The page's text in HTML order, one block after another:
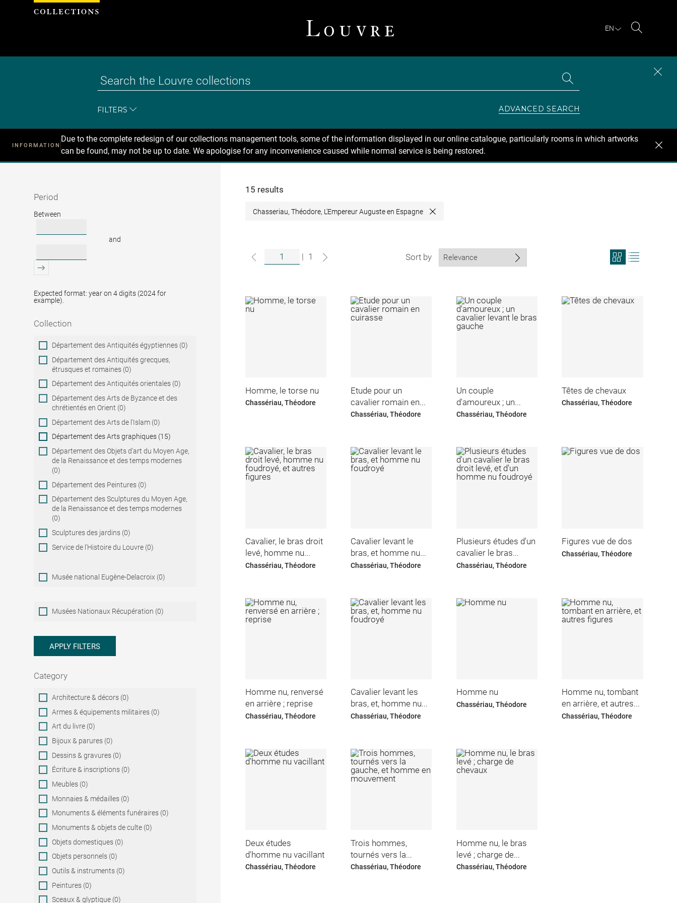
EN
FILTERS ADVANCED SEARCH
INFORMATION
Due to the complete redesign of our collections management tools, some of the information displayed in our online catalogue, particularly rooms in which artworks
can be found, may not be up to date. We apologise for any inconvenience caused while normal service is being restored.
Recherche
Period
Period
Between
and
Expected format: year on 4 digits (2024 for
example).
Collection
Collection
Département des Antiquités égyptiennes (0)
Département des Antiquités grecques,
étrusques et romaines (0)
Département des Antiquités orientales (0)
Département des Arts de Byzance et des
chrétientés en Orient (0)
Département des Arts de l'Islam (0)
Département des Arts graphiques (15)
Département des Objets d'art du Moyen Age,
de la Renaissance et des temps modernes
(0)
Département des Peintures (0)
Département des Sculptures du Moyen Age,
de la Renaissance et des temps modernes
(0)
Sculptures des jardins (0)
Service de l'Histoire du Louvre (0)
Musée national Eugène-Delacroix (0)
Musées
Nationaux
Musées Nationaux Récupération (0)
APPLY FILTERS
Category
Category
Architecture & décors (0)
Armes & équipements militaires (0)
Art du livre (0)
Bijoux & parures (0)
Dessins & gravures (0)
Écriture & inscriptions (0)
Meubles (0)
Monnaies & médailles (0)
Monuments & éléments funéraires (0)
Monuments & objets de culte (0)
Objets domestiques (0)
Objets personnels (0)
Outils & instruments (0)
Peintures (0)
Sceaux & glyptique (0)
15 results
Chasseriau, Théodore, L'Empereur Auguste en Espagne Close
| 1 Sort by
View
search
Homme, le torse nu
Chassériau, Théodore
Etude pour un
cavalier romain en...
Chassériau, Théodore
Un couple
d'amoureux ; un...
Chassériau, Théodore
Têtes de chevaux
Chassériau, Théodore
Cavalier, le bras droit
levé, homme nu...
Chassériau, Théodore
Cavalier levant le
bras, et homme nu...
Chassériau, Théodore
Plusieurs études d'un
cavalier le bras...
Chassériau, Théodore
Figures vue de dos
Chassériau, Théodore
Homme nu, renversé
en arrière ; reprise
Chassériau, Théodore
Cavalier levant les
bras, et, homme nu...
Chassériau, Théodore
Homme nu
Chassériau, Théodore
Homme nu, tombant
en arrière, et autres...
Chassériau, Théodore
Deux études
d'homme nu vacillant
Chassériau, Théodore
Trois hommes,
tournés vers la...
Chassériau, Théodore
Homme nu, le bras
levé ; charge de...
Chassériau, Théodore
Cookies management panel